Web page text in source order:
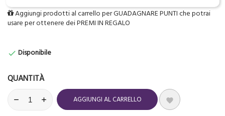
Aggiungi prodotti al carrello per GUADAGNARE PUNTI che potrai
usare per ottenere dei PREMI IN REGALO
 Disponibile
QUANTITÀ
AGGIUNGI AL CARRELLO 